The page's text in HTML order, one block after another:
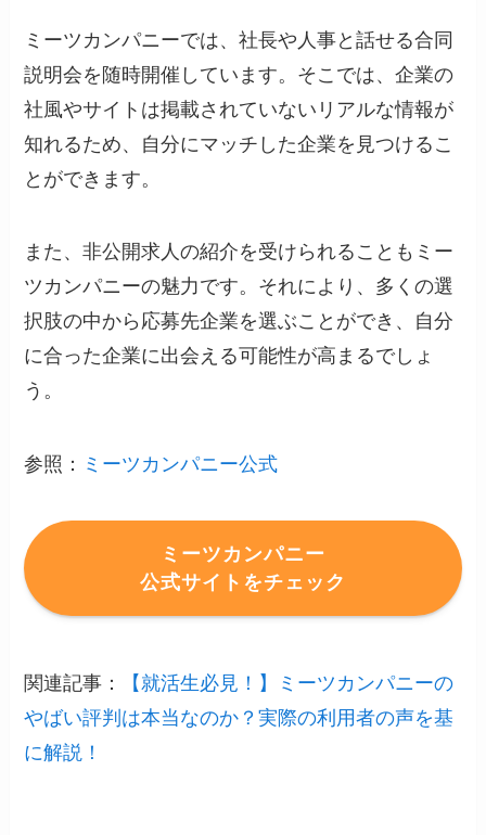
ミーツカンパニーでは、社長や人事と話せる合同
説明会を随時開催しています。そこでは、企業の
社風やサイトは掲載されていないリアルな情報が
知れるため、自分にマッチした企業を見つけるこ
とができます。
また、非公開求人の紹介を受けられることもミー
ツカンパニーの魅力です。それにより、多くの選
択肢の中から応募先企業を選ぶことができ、自分
に合った企業に出会える可能性が高まるでしょ
う。
参照： ミーツカンパニー公式
ミーツカンパニー
公式サイトをチェック
関連記事：
【就活生必見！】ミーツカンパニーの
やばい評判は本当なのか？実際の利用者の声を基
に解説！